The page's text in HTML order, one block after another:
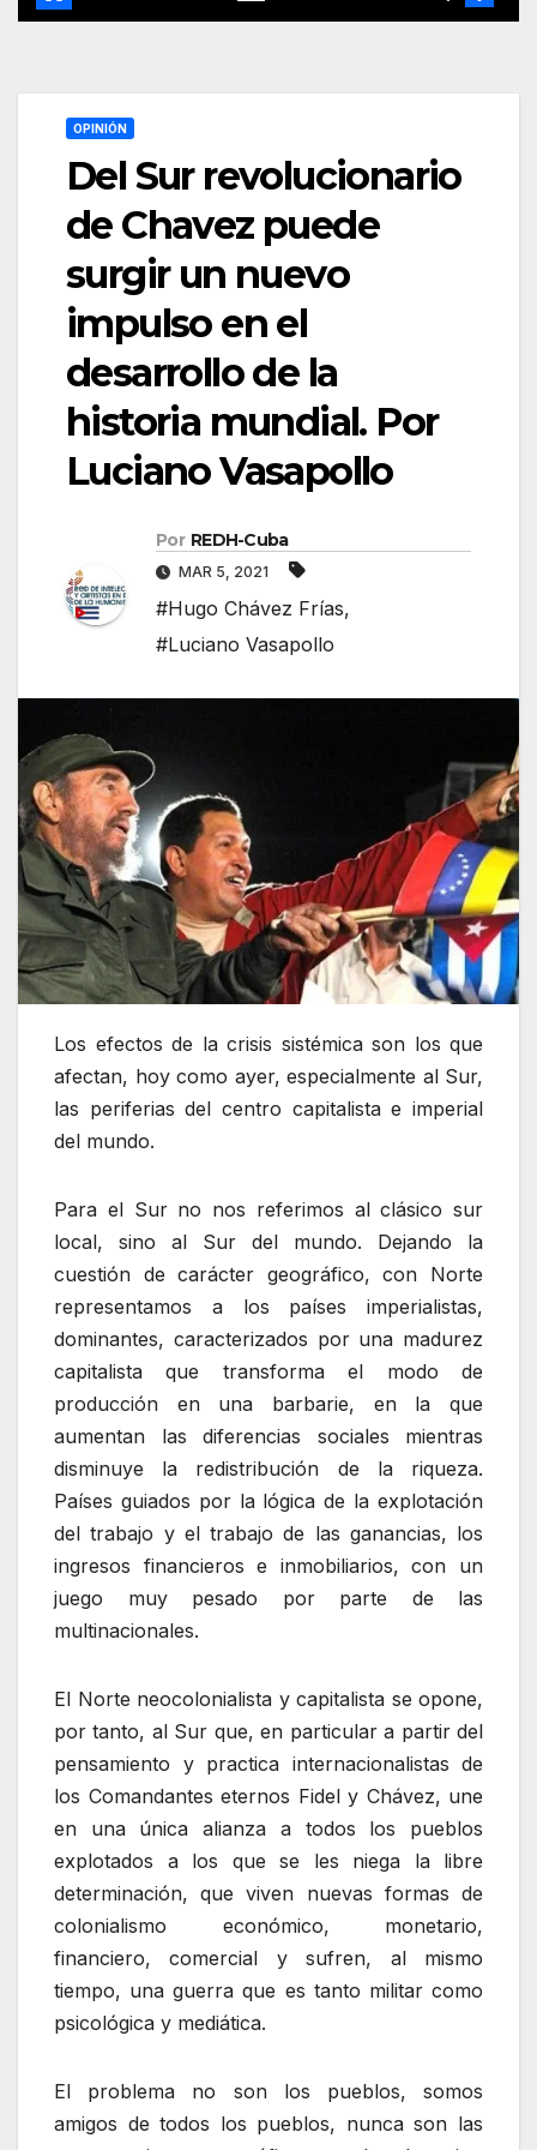
OPINIÓN
Del Sur revolucionario
de Chavez puede
surgir un nuevo
impulso en el
desarrollo de la
historia mundial. Por
Luciano Vasapollo
Por REDH-Cuba
MAR 5, 2021
#Hugo Chávez Frías,
#Luciano Vasapollo
Los efectos de la crisis sistémica son los que
afectan, hoy como ayer, especialmente al Sur,
las periferias del centro capitalista e imperial
del mundo.
Para el Sur no nos referimos al clásico sur
local, sino al Sur del mundo. Dejando la
cuestión de carácter geográfico, con Norte
representamos a los países imperialistas,
dominantes, caracterizados por una madurez
capitalista que transforma el modo de
producción en una barbarie, en la que
aumentan las diferencias sociales mientras
disminuye la redistribución de la riqueza.
Países guiados por la lógica de la explotación
del trabajo y el trabajo de las ganancias, los
ingresos financieros e inmobiliarios, con un
juego muy pesado por parte de las
multinacionales.
El Norte neocolonialista y capitalista se opone,
por tanto, al Sur que, en particular a partir del
pensamiento y practica internacionalistas de
los Comandantes eternos Fidel y Chávez, une
en una única alianza a todos los pueblos
explotados a los que se les niega la libre
determinación, que viven nuevas formas de
colonialismo económico, monetario,
financiero, comercial y sufren, al mismo
tiempo, una guerra que es tanto militar como
psicológica y mediática.
El problema no son los pueblos, somos
amigos de todos los pueblos, nunca son las